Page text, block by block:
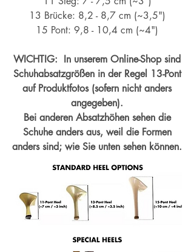
13 Brücke: 8,2 - 8,7 cm (~3,5")
15 Pont: 9,8 - 10,4 cm (~4")
WICHTIG: In unserem Online-Shop sind
Schuhabsatzgrößen in der Regel 13-Pont
auf Produktfotos (sofern nicht anders
angegeben).
Bei anderen Absatzhöhen sehen die
Schuhe anders aus, weil die Formen
anders sind; wie Sie unten sehen können.